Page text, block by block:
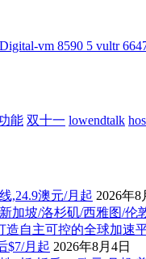
Digital-vm 8590 5 vultr
能 双十一 lowendtalk
,24.9澳元/月起 2026年8
加坡/洛杉矶/西雅图/伦
造自主可控的全球加速
$7/月起 2026年8月4日